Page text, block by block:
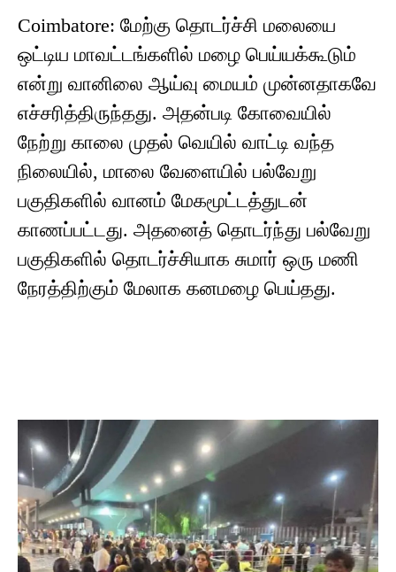
Coimbatore: மேற்கு தொடர்ச்சி மலையை
ஒட்டிய மாவட்டங்களில் மழை பெய்யக்கூடும்
என்று வானிலை ஆய்வு மையம் முன்னதாகவே
எச்சரித்திருந்தது. அதன்படி கோவையில்
நேற்று காலை முதல் வெயில் வாட்டி வந்த
நிலையில், மாலை வேளையில் பல்வேறு
பகுதிகளில் வானம் மேகமூட்டத்துடன்
காணப்பட்டது. அதனைத் தொடர்ந்து பல்வேறு
பகுதிகளில் தொடர்ச்சியாக சுமார் ஒரு மணி
நேரத்திற்கும் மேலாக கனமழை பெய்தது.